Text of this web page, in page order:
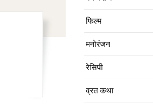
फिल्म
मनोरंजन
रेसिपी
व्रत कथा